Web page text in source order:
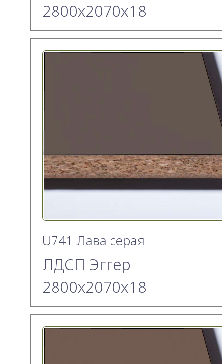
2800х2070x18
U741 Лава серая
ЛДСП Эггер
2800х2070x18